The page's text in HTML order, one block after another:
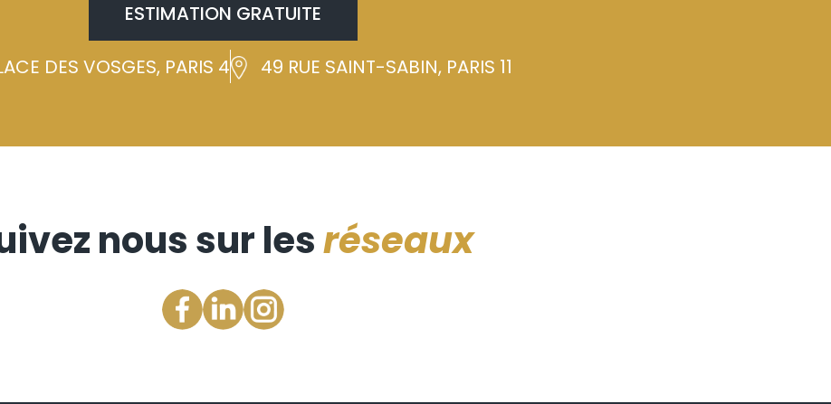
ESTIMATION GRATUITE
DES VOSGES, PARIS 4 49 RUE SAINT-SABIN, PARIS 11
nous sur lesréseaux